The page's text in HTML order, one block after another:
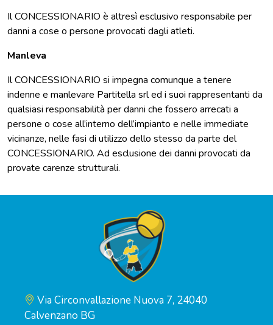
Il CONCESSIONARIO è altresì esclusivo responsabile per
danni a cose o persone provocati dagli atleti.
Manleva
Il CONCESSIONARIO si impegna comunque a tenere
indenne e manlevare Partitella srl ed i suoi rappresentanti da
qualsiasi responsabilità per danni che fossero arrecati a
persone o cose all’interno dell’impianto e nelle immediate
vicinanze, nelle fasi di utilizzo dello stesso da parte del
CONCESSIONARIO. Ad esclusione dei danni provocati da
provate carenze strutturali.
Via Circonvallazione Nuova 7, 24040
Calvenzano BG